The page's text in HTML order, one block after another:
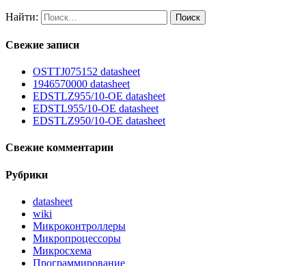
Найти:
Свежие записи
OSTTJ075152 datasheet
1946570000 datasheet
EDSTLZ955/10-OE datasheet
EDSTL955/10-OE datasheet
EDSTLZ950/10-OE datasheet
Свежие комментарии
Рубрики
datasheet
wiki
Микроконтроллеры
Микропроцессоры
Микросхема
Программирование